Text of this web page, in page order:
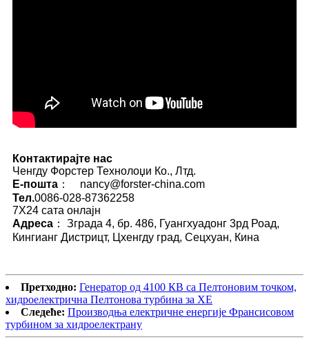
Контактирајте нас
Ченгду Форстер Технолоџи Ко., Лтд.
Е-пошта ： nancy@forster-china.com
Тел.0086-028-87362258
7X24 сата онлајн
Адреса ： Зграда 4, бр. 486, Гуангхуадонг 3рд Роад,
Кингианг Дистрицт, Цхенгду град, Сецхуан, Кина
Претходно: Генератор од 4100 КВ са Пелтоновим точком,
хидроелектрична Пелтонова турбина за ХЕ
Следеће: Производња електричне енергије Франсисовом
турбином за хидроелектрану